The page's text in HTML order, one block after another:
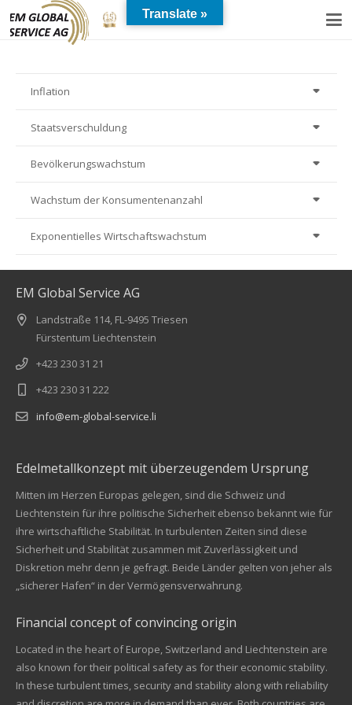
Inflation
Staatsverschuldung
Bevölkerungswachstum
Wachstum der Konsumentenanzahl
Exponentielles Wirtschaftswachstum
EM Global Service AG
Landstraße 114, FL-9495 Triesen
Fürstentum Liechtenstein
+423 230 31 21
+423 230 31 222
info@em-global-service.li
Edelmetallkonzept mit überzeugendem Ursprung
Mitten im Herzen Europas gelegen, sind die Schweiz und
Liechtenstein für ihre politische Sicherheit ebenso bekannt wie für
ihre wirtschaftliche Stabilität. In turbulenten Zeiten sind diese
Sicherheit und Stabilität zusammen mit Zuverlässigkeit und
Diskretion mehr denn je gefragt. Beide Länder gelten von jeher als
„sicherer Hafen“ in der Vermögensverwahrung.
Financial concept of convincing origin
Located in the heart of Europe, Switzerland and Liechtenstein are
also known for their political safety as for their economic stability.
In these turbulent times, security and stability along with reliability
Translate »
Kundenbewertungen und Erfahrungen zu